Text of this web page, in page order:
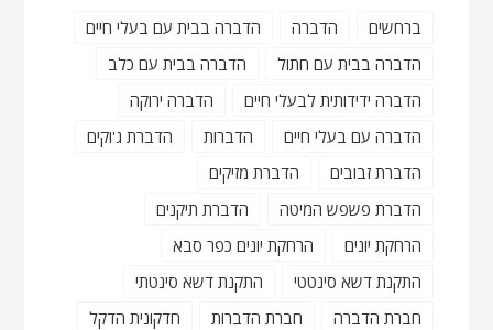
ברחשים הדברה
הדברה בבית עם בעלי חיים
הדברה בבית עם חתול
הדברה בבית עם כלב
הדברה ידידותית לבעלי חיים
הדברה ירוקה
הדברה עם בעלי חיים
הדברות
הדברת ג'וקים
הדברת זבובים
הדברת מזיקים
הדברת פשפש המיטה
הדברת תיקנים
הרחקת יונים
הרחקת יונים כפר סבא
התקנת דשא סינטטי
התקנת דשא סינטתי
חברת הדברה
חברת הדברות
חדקונית הדקל